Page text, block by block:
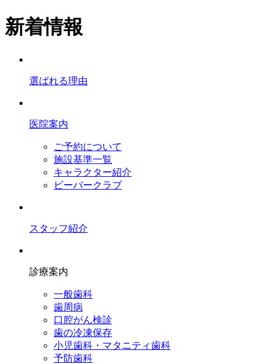
新着情報
選ばれる理由
医院案内
ご予約について
施設基準一覧
キャラクター紹介
ビーバークラブ
スタッフ紹介
診療案内
一般歯科
歯周病
口腔がん検診
歯の冷凍保存
小児歯科・マタニティ歯科
予防歯科